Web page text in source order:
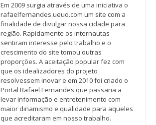
Em 2009 surgia através de uma iniciativa o
rafaelfernandes.ueuo.com um site com a
finalidade de divulgar nossa cidade para
região. Rapidamente os internautas
sentiram interesse pelo trabalho e o
crescimento do site tomou outras
proporções. A aceitação popular fez com
que os idealizadores do projeto
resolvessem inovar e em 2010 foi criado o
Portal Rafael Fernandes que passaria a
levar informação e entretenimento com
maior dinamismo e qualidade para aqueles
que acreditaram em nosso trabalho.